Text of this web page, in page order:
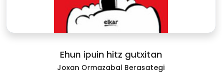
Ehun ipuin hitz gutxitan
Joxan Ormazabal Berasategi